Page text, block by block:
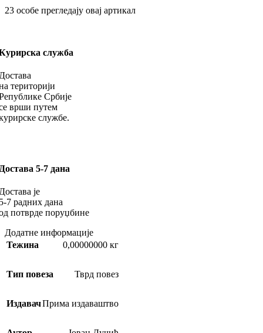
23 особе прегледају овај артикал
служба
територији
Србије
врши путем
службе.
5-7 дана
је
7 радних дана
потврде поруџбине
Додатне информације
Тежина
0,00000000 кг
Тип повеза Тврд повез
ИздавачПрима издаваштво